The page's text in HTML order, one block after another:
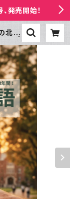
発売開始！
北海
店